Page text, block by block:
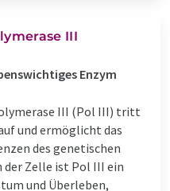
III
Enzym
III (Pol III) tritt
und ermöglicht das
des genetischen
der Zelle ist Pol III ein
und Überleben,